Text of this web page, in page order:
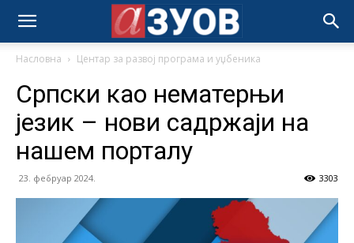
Насловна Центар за развој програма и уџбеника
Српски као нематерњи
језик – нови садржаји на
нашем порталу
23. фебруар 2024. 3303